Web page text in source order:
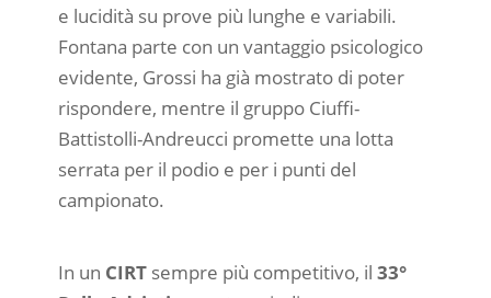
e lucidità su prove più lunghe e variabili.
Fontana parte con un vantaggio psicologico
evidente, Grossi ha già mostrato di poter
rispondere, mentre il gruppo Ciuffi-
Battistolli-Andreucci promette una lotta
serrata per il podio e per i punti del
campionato.
In un CIRTsempre più competitivo, il 33°